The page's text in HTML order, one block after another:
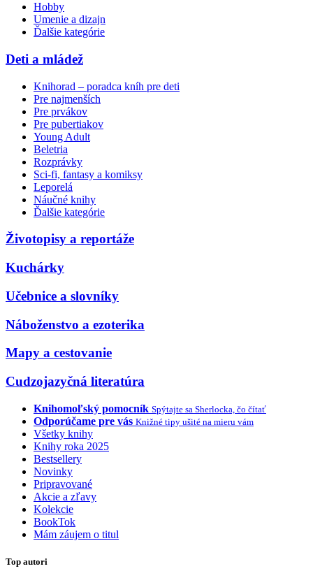
Hobby
Umenie a dizajn
Ďalšie kategórie
Deti a mládež
Knihorad – poradca kníh pre deti
Pre najmenších
Pre prvákov
Pre pubertiakov
Young Adult
Beletria
Rozprávky
Sci-fi, fantasy a komiksy
Leporelá
Náučné knihy
Ďalšie kategórie
Životopisy a reportáže
Kuchárky
Učebnice a slovníky
Náboženstvo a ezoterika
Mapy a cestovanie
Cudzojazyčná literatúra
Knihomoľský pomocník Spýtajte sa Sherlocka, čo čítať
Odporúčame pre vás Knižné tipy ušité na mieru vám
Všetky knihy
Knihy roka 2025
Bestsellery
Novinky
Pripravované
Akcie a zľavy
Kolekcie
BookTok
Mám záujem o titul
Top autori